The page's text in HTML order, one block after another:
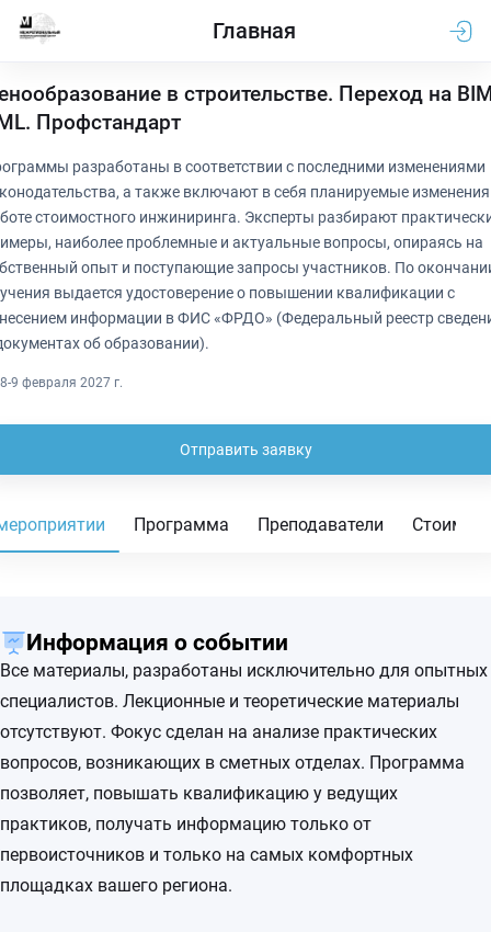
Главная
в строительстве. Переход на
Профстандарт
разработаны в соответствии с последними изменениями
а также включают в себя планируемые
стоимостного инжиниринга. Эксперты разбирают
наиболее проблемные и актуальные вопросы, опираясь на
опыт и поступающие запросы участников. По
выдается удостоверение о повышении квалификации с
информации в ФИС «ФРДО» (Федеральный реестр
об образовании).
8-9 февраля 2027 г.
Отправить заявку
Программа Преподаватели
Информация о событии
Все материалы, разработаны исключительно для опытных
специалистов. Лекционные и теоретические материалы
отсутствуют. Фокус сделан на анализе практических
вопросов, возникающих в сметных отделах. Программа
позволяет, повышать квалификацию у ведущих
практиков, получать информацию только от
первоисточников и только на самых комфортных
площадках вашего региона.